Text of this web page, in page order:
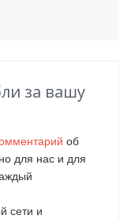
за вашу
об
для нас и для
сети и